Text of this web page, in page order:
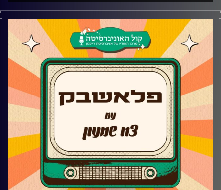
צח שמעון מביא לכם את השירים הכי רומנטיים וגם הכי לא
אבל בעיקר הכי נוסטלגיים שיעו לכם טוב על הלב
קרדיט תמונות:
AudioVersity